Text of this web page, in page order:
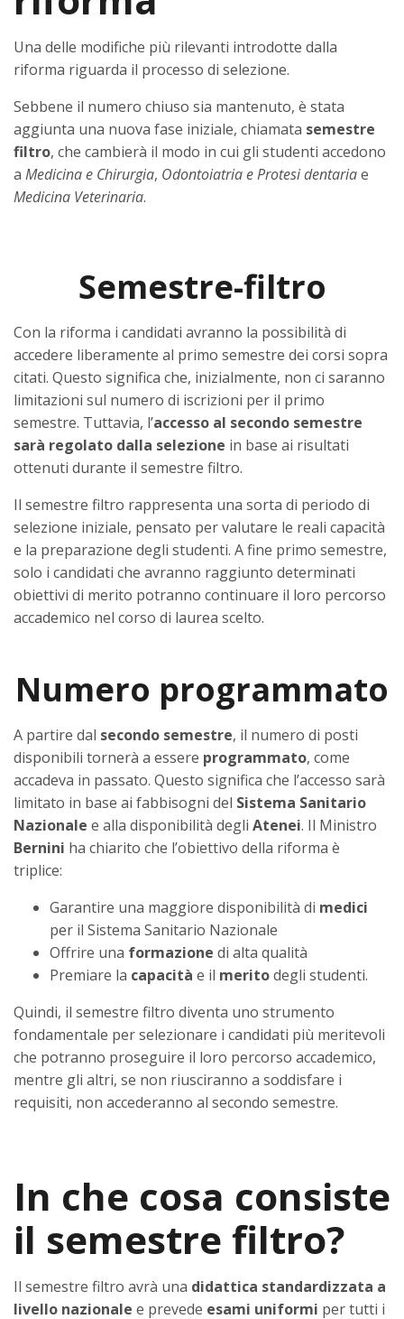
Una delle modifiche più rilevanti introdotte dalla
riforma riguarda il processo di selezione.
Sebbene il numero chiuso sia mantenuto, è stata
aggiunta una nuova fase iniziale, chiamata semestre
filtro, che cambierà il modo in cui gli studenti accedono
a Medicina e Chirurgia, Odontoiatria e Protesi dentariae
Medicina Veterinaria.
Semestre-filtro
Con la riforma i candidati avranno la possibilità di
accedere liberamente al primo semestre dei corsi sopra
citati. Questo significa che, inizialmente, non ci saranno
limitazioni sul numero di iscrizioni per il primo
semestre. Tuttavia, l’accesso al secondo semestre
sarà regolato dalla selezione in base ai risultati
ottenuti durante il semestre filtro.
Il semestre filtro rappresenta una sorta di periodo di
selezione iniziale, pensato per valutare le reali capacità
e la preparazione degli studenti. A fine primo semestre,
solo i candidati che avranno raggiunto determinati
obiettivi di merito potranno continuare il loro percorso
accademico nel corso di laurea scelto.
Numero programmato
A partire dal secondo semestre, il numero di posti
disponibili tornerà a essere programmato, come
accadeva in passato. Questo significa che l’accesso sarà
limitato in base ai fabbisogni del Sistema Sanitario
Nazionale e alla disponibilità degli Atenei. Il Ministro
Bernini ha chiarito che l’obiettivo della riforma è
triplice:
Garantire una maggiore disponibilità di medici
per il Sistema Sanitario Nazionale
Offrire una formazione di alta qualità
Premiare la capacità e il meritodegli studenti.
Quindi, il semestre filtro diventa uno strumento
fondamentale per selezionare i candidati più meritevoli
che potranno proseguire il loro percorso accademico,
mentre gli altri, se non riusciranno a soddisfare i
requisiti, non accederanno al secondo semestre.
In che cosa consiste
il semestre filtro?
Il semestre filtro avrà una didattica standardizzata a
livello nazionale e prevede esami uniformi per tutti i